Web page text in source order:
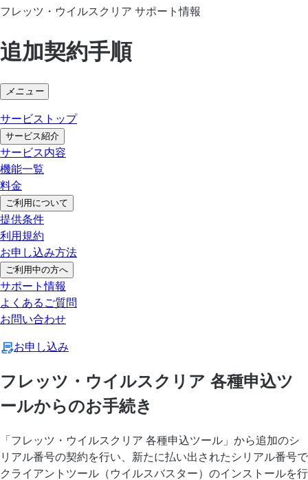
フレッツ・ウイルスクリア サポート情報
追加契約手順
メニュー
サービストップ
サービス紹介
サービス内容
機能一覧
料金
ご利用について
提供条件
利用規約
お申し込み方法
ご利用中の方へ
サポート情報
よくあるご質問
お問い合わせ
お申し込み
フレッツ・ウイルスクリア 各種申込ツ
ールからのお手続き
「フレッツ・ウイルスクリア 各種申込ツール」から追加のシ
リアル番号の契約を行い、新たに払い出されたシリアル番号で
クライアントツール（ウイルスバスター）のインストールを行